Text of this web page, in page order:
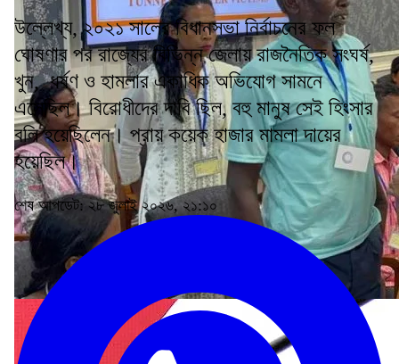
উল্লেখ্য, ২০২১ সালের বিধানসভা নির্বাচনের ফল
ঘোষণার পর রাজ্যের বিভিন্ন জেলায় রাজনৈতিক সংঘর্ষ,
খুন, ধর্ষণ ও হামলার একাধিক অভিযোগ সামনে
এসেছিল। বিরোধীদের দাবি ছিল, বহু মানুষ সেই হিংসার
বলি হয়েছিলেন। প্রায় কয়েক হাজার মামলা দায়ের
হয়েছিল।
শেষ আপডেট: ২৮ জুলাই ২০২৬, ২১:১০